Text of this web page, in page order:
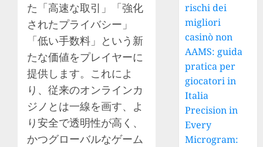
た「高速な取引」「強化
されたプライバシー」
「低い手数料」という新
たな価値をプレイヤーに
提供します。これによ
り、従来のオンラインカ
ジノとは一線を画す、よ
り安全で透明性が高く、
かつグローバルなゲーム
rischi dei
migliori
casinò non
AAMS: guida
pratica per
giocatori in
Italia
Precision in
Every
Microgram: